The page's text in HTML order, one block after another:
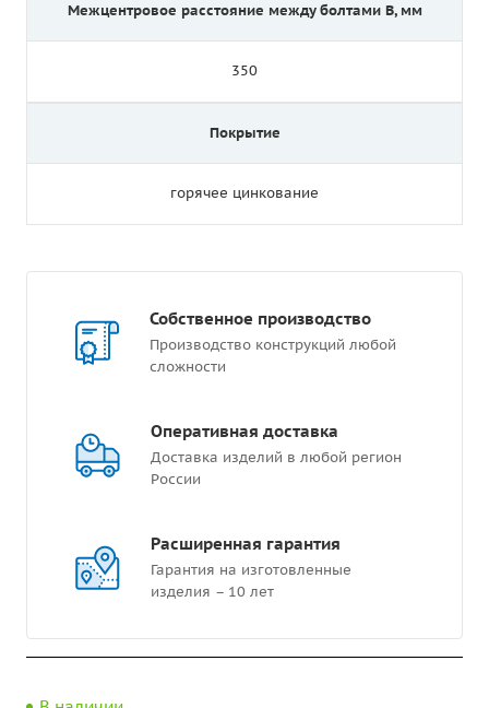
Межцентровое расстояние между болтами B, мм
350
Покрытие
горячее цинкование
Собственное производство
Производство конструкций любой
сложности
Оперативная доставка
Доставка изделий в любой регион
России
Расширенная гарантия
Гарантия на изготовленные
изделия – 10 лет